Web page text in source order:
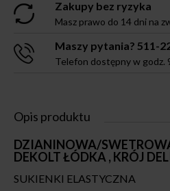
Zakupy bez ryzyka
Masz prawo do 14 dni na
Maszy pytania? 511-
Telefon dostępny w godz.
Opis produktu
DZIANINOWA/
DEKOLT ŁÓDKA , KRÓJ
SUKIENKI ELASTYCZNA